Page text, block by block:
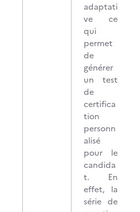
adaptati
ve ce
qui
permet
de
générer
un test
de
certifica
tion
personn
alisé
pour le
candida
t. En
effet, la
série de